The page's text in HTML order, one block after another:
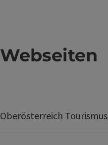
Webseiten
Oberösterreich Tourismus